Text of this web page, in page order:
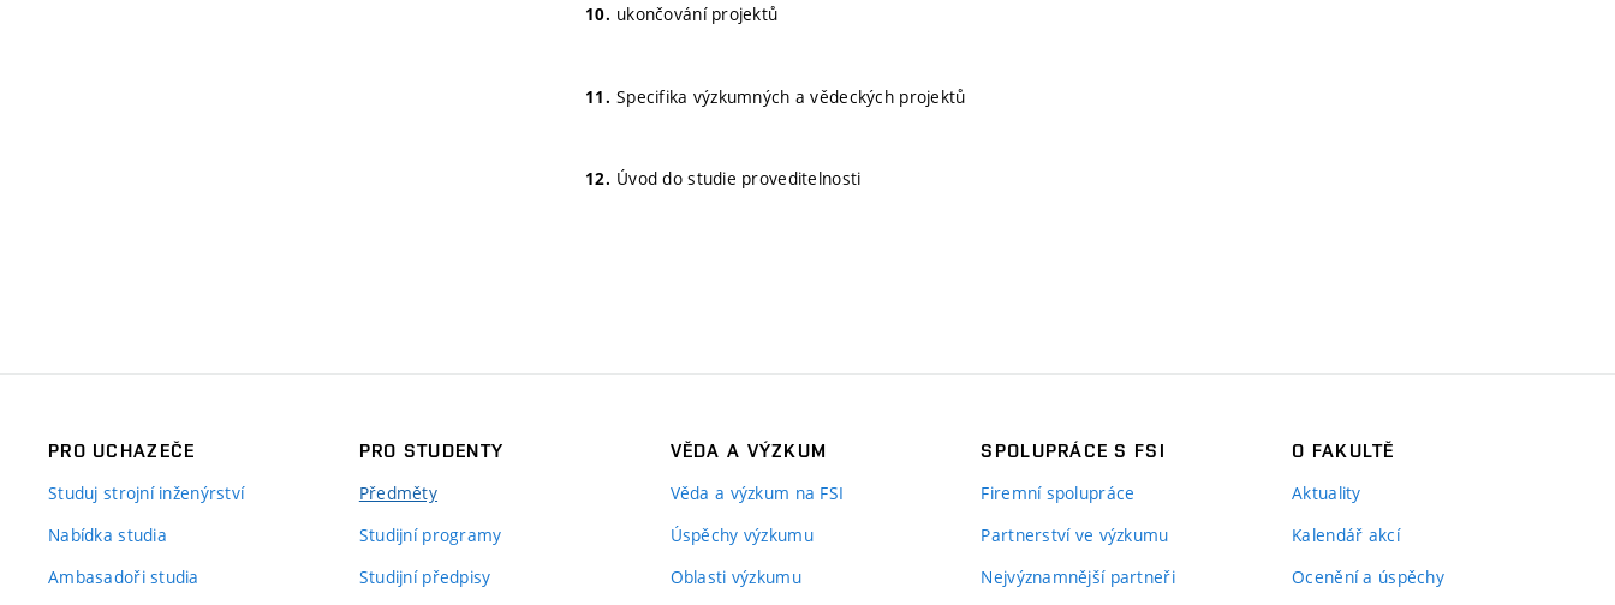
ukončování projektů
Specifika výzkumných a vědeckých projektů
Úvod do studie proveditelnosti
PRO UCHAZEČE
Studuj strojní inženýrství
Nabídka studia
Ambasadoři studia
PRO STUDENTY
Předměty
Studijní programy
Studijní předpisy
VĚDA A VÝZKUM
Věda a výzkum na FSI
Úspěchy výzkumu
Oblasti výzkumu
SPOLUPRÁCE S FSI
Firemní spolupráce
Partnerství ve výzkumu
Nejvýznamnější partneři
O FAKULTĚ
Aktuality
Kalendář akcí
Ocenění a úspěchy